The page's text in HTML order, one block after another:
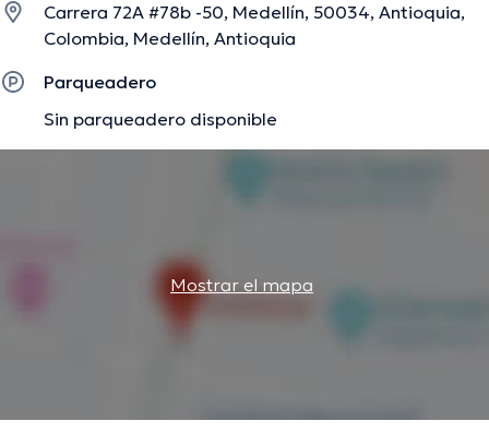
especialización y ha publicado importantes artículos.
Cabe mencionar que, la especialista puede hablar en
Español.
Carrera 72A #78b -50, Medellín, 50034, Antioquia,
Colombia, Medellín, Antioquia
Parqueadero
Sin parqueadero disponible
Mostrar el mapa